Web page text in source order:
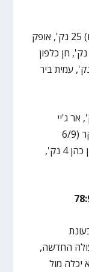
לרמה"ש: דימיטרי רוברטס (11 אסיסטים) 25 נק', אופק
מלכה (4/7 לשלוש) 21 נק', איירה לי 20 נק', חן כלפון
רני בלגה 11 נק', רועי אבנרי 9 נק', עמית ביר
פולג (5 אסיסטים) 26 נק', אר ג'יי
גלאספר (9 אסיסטים) 22 נק', עמית סנקר (6/9
לשלוש) 20 נק', ברנדון באומן 11 נק', רון כהן 4 נק',
העולה החדשה,
מול